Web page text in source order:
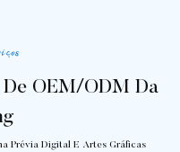
De OEM/ODM Da
Prévia Digital E Artes Gráficas